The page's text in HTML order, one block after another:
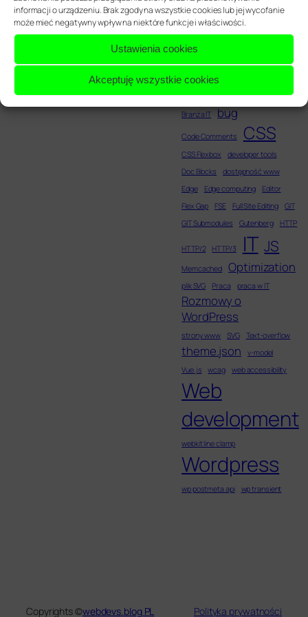
informacji o urządzeniu. Brak zgody na wszystkie cookies lub jej wycofanie
może mieć negatywny wpływ na niektóre funkcje i właściwości.
Akceptuję wszystkie cookies
Ustawienia cookies
Web development
Web Project
Management
animacje
animate
Attribute inheritance
Block Theme
Branża IT
bug
Code Comments CSS
CSS Flexbox
developer tools
Doc Blocks
dostępność www
Edge
Edge computing
Editor
Flex Gap
FSE Full Site Editing
GIT
GIT Submodules
Gutenberg HTTP
HTTP/2 HTTP/3 IT JS
Memcached Optimization
plik SVG Praca praca w IT
Rozmowy o
WordPress
strony www SVG Text-overflow
theme.json
v-model
Vue.js
wcag web accessibility
Web
development
webkit line clamp
Wordpress
wp postmeta api wp transient
Copyrights ©webdevs.blog PL Polityka prywatności